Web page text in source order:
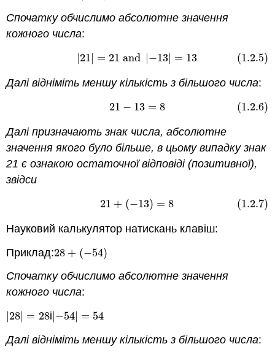
Спочатку обчислимо абсолютне значення
кожного числа:
21 = 21 and −13| = 13 (1.2.5)
(1.2.5)|21|=21and|− 13 |=13
Далі відніміть меншу кількість з більшого числа:
21 − 13 = 8 (1.2.6)
(1.2.6) 21−13=
Далі призначають знак числа, абсолютне
значення якого було більше, в цьому випадку знак
21 є ознакою остаточної відповіді (позитивної),
звідси
21 + (−13) = 8 (1.2.7)
(1.2.7) 21+(− 13 )=
Науковий калькулятор натискань клавіш:
Приклад:28 + (−54)
28 +( −54)
Спочатку обчислимо абсолютне значення
кожного числа:
28 = 28
28 =28 і −54| = 54
−54| =54
Далі відніміть меншу кількість з більшого числа: